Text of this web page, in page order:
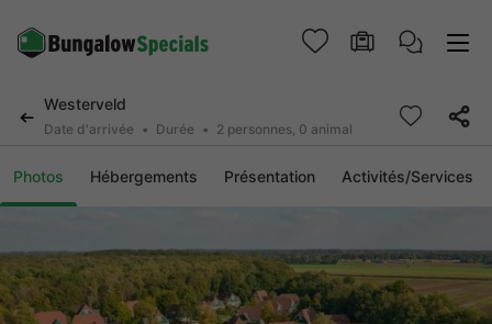
Westerveld
Date d'arrivée Durée 2 personnes, 0 animal
Photos Hébergements Présentation Activités/Services